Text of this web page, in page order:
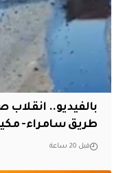
بالفيديو..
طريق سامراء-
قبل 20 ساعة